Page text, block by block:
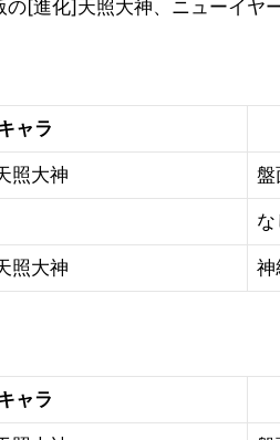
[進化]天照大神、ニューイヤ
ャラ
照大神 盤
な
照大神 神
ャラ